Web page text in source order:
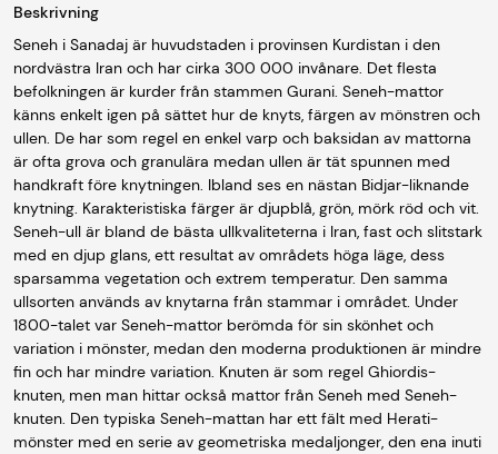
Beskrivning
Seneh i Sanadaj är huvudstaden i provinsen Kurdistan i den
nordvästra Iran och har cirka 300 000 invånare. Det flesta
befolkningen är kurder från stammen Gurani. Seneh-mattor
känns enkelt igen på sättet hur de knyts, färgen av mönstren och
ullen. De har som regel en enkel varp och baksidan av mattorna
är ofta grova och granulära medan ullen är tät spunnen med
handkraft före knytningen. Ibland ses en nästan Bidjar-liknande
knytning. Karakteristiska färger är djupblå, grön, mörk röd och vit.
Seneh-ull är bland de bästa ullkvaliteterna i Iran, fast och slitstark
med en djup glans, ett resultat av områdets höga läge, dess
sparsamma vegetation och extrem temperatur. Den samma
ullsorten används av knytarna från stammar i området. Under
1800-talet var Seneh-mattor berömda för sin skönhet och
variation i mönster, medan den moderna produktionen är mindre
fin och har mindre variation. Knuten är som regel Ghiordis-
knuten, men man hittar också mattor från Seneh med Seneh-
knuten. Den typiska Seneh-mattan har ett fält med Herati-
mönster med en serie av geometriska medaljonger, den ena inuti